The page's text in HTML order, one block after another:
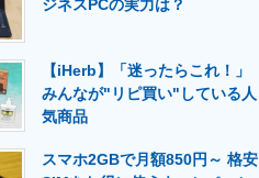
ジネスPCの実力は？
【iHerb】「迷ったらこれ！」
みんなが"リピ買い"している人
気商品
スマホ2GBで月額850円～ 格安